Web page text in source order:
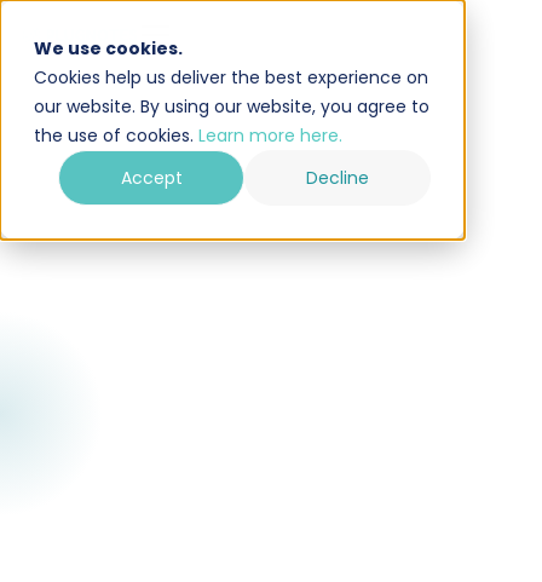
We use cookies.
Cookies help us deliver the best experience on
our website. By using our website, you agree to
the use of cookies. Learn more here.
Accept
Decline